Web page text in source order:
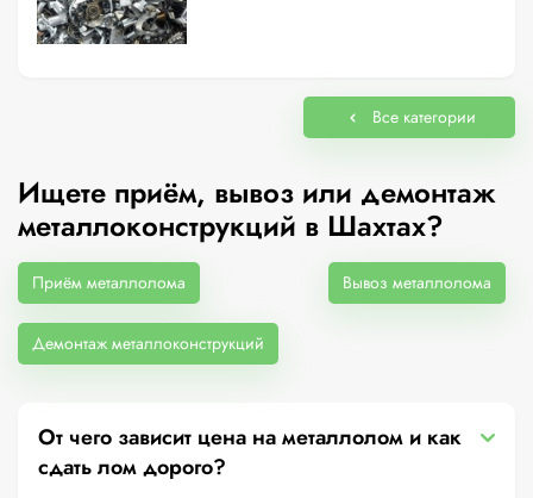
Все категории
Ищете приём, вывоз или демонтаж
металлоконструкций в Шахтах?
Приём металлолома Вывоз металлолома
Демонтаж металлоконструкций
От чего зависит цена на металлолом и как
сдать лом дорого?